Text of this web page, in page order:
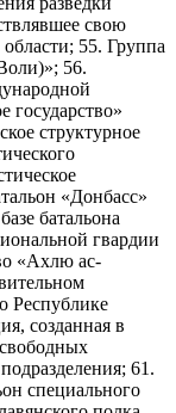
свою
55. Группа
56.
государство»
структурное
«Донбасс»
батальона
гвардии
«Ахлю ас-
созданная в
61.
специального